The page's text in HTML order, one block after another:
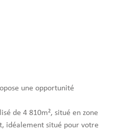
une opportunité
de 4 810m², situé en zone
idéalement situé pour votre